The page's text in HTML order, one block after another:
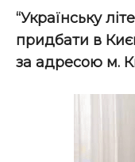
“Українську
придбати в
за адресою м.